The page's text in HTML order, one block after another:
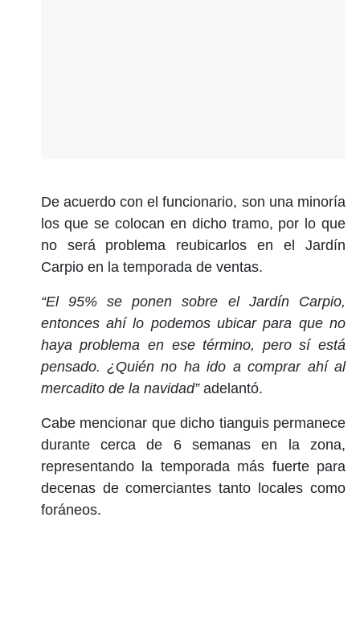
De acuerdo con el funcionario, son una minoría
los que se colocan en dicho tramo, por lo que
no será problema reubicarlos en el Jardín
Carpio en la temporada de ventas.
“El 95% se ponen sobre el Jardín Carpio,
entonces ahí lo podemos ubicar para que no
haya problema en ese término, pero sí está
pensado. ¿Quién no ha ido a comprar ahí al
mercadito de la navidad”adelantó.
Cabe mencionar que dicho tianguis permanece
durante cerca de 6 semanas en la zona,
representando la temporada más fuerte para
decenas de comerciantes tanto locales como
foráneos.